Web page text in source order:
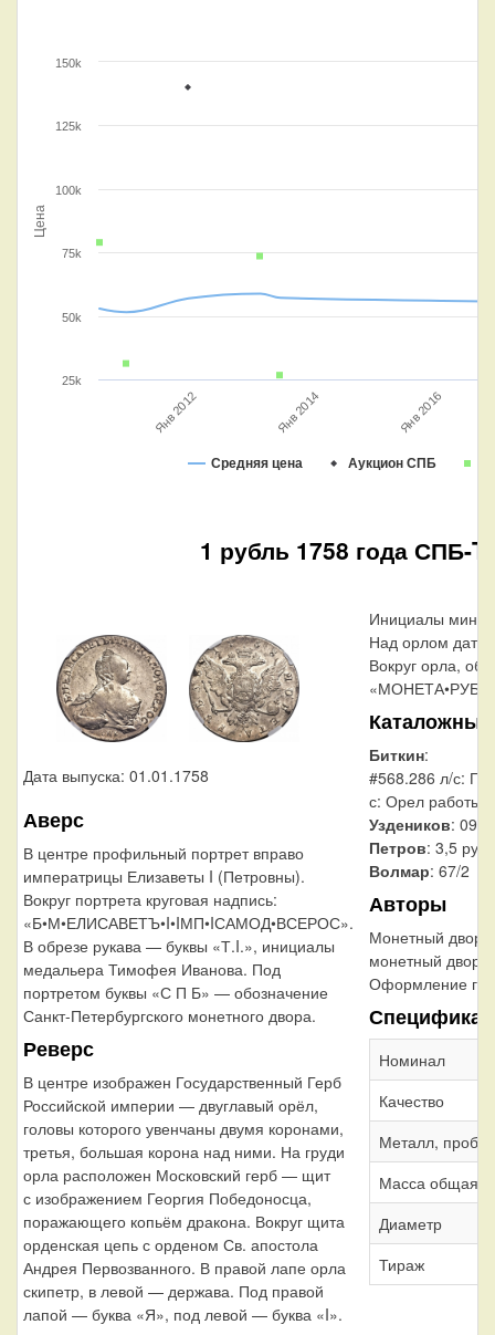
Цена
Средняя цена Аукцион СПБ
Янв 2012 Янв 2014 Янв 2016
25k
50k
75k
100k
125k
150k
1 рубль 1758 года СПБ-
Дата выпуска: 01.01.1758
Аверс
В центре профильный портрет вправо
императрицы Елизаветы I (Петровны).
Вокруг портрета круговая надпись:
«Б•М•ЕЛИСАВЕТЪ•I•IМП•IСАМОД•ВСЕРОС».
В обрезе рукава — буквы «Т.I.», инициалы
медальера Тимофея Иванова. Под
портретом буквы «С П Б» — обозначение
Санкт-Петербургского монетного двора.
Реверс
В центре изображен Государственный Герб
Российской империи — двуглавый орёл,
головы которого увенчаны двумя коронами,
третья, большая корона над ними. На груди
орла расположен Московский герб — щит
с изображением Георгия Победоносца,
поражающего копьём дракона. Вокруг щита
орденская цепь с орденом Св. апостола
Андрея Первозванного. В правой лапе орла
скипетр, в левой — держава. Под правой
лапой — буква «Я», под левой — буква «I».
Инициалы
Над орлом дата
Вокруг орла,
Биткин:
#568.286 л/с:
с: Орел работы
Уздеников:
Петров: 3,5
Волмар: 67/2
Авторы
Монетный двор:
монетный двор
Оформление
Номинал
Качество
Металл, проба
Масса общая
Диаметр
Тираж